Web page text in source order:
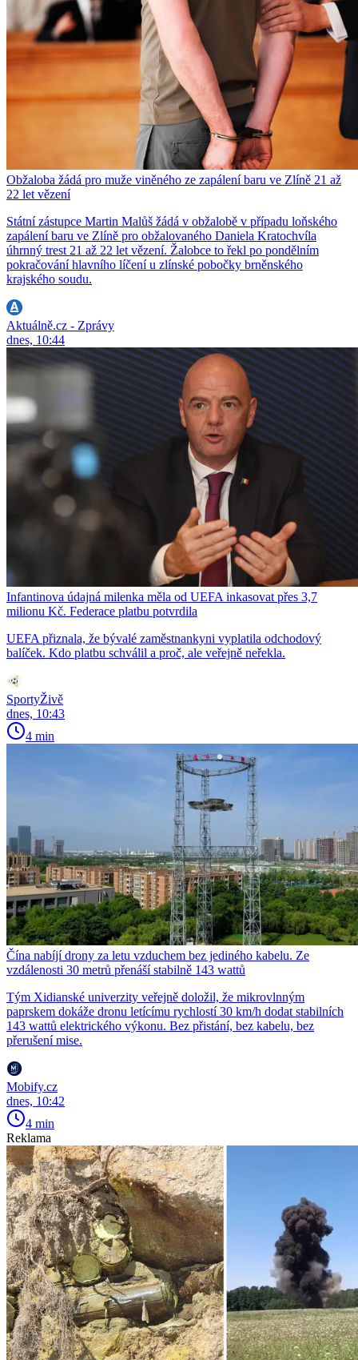
Obžaloba žádá pro muže viněného ze zapálení baru ve Zlíně 21 až
22 let vězení
Státní zástupce Martin Malůš žádá v obžalobě v případu loňského
zapálení baru ve Zlíně pro obžalovaného Daniela Kratochvíla
úhrnný trest 21 až 22 let vězení. Žalobce to řekl po pondělním
pokračování hlavního líčení u zlínské pobočky brněnského
krajského soudu.
Aktuálně.cz - Zprávy
dnes, 10:44
Infantinova údajná milenka měla od UEFA inkasovat přes 3,7
milionu Kč. Federace platbu potvrdila
UEFA přiznala, že bývalé zaměstnankyni vyplatila odchodový
balíček. Kdo platbu schválil a proč, ale veřejně neřekla.
SportyŽivě
dnes, 10:43
4 min
Čína nabíjí drony za letu vzduchem bez jediného kabelu. Ze
vzdálenosti 30 metrů přenáší stabilně 143 wattů
Tým Xidianské univerzity veřejně doložil, že mikrovlnným
paprskem dokáže dronu letícímu rychlostí 30 km/h dodat stabilních
143 wattů elektrického výkonu. Bez přistání, bez kabelu, bez
přerušení mise.
Mobify.cz
dnes, 10:42
4 min
Reklama